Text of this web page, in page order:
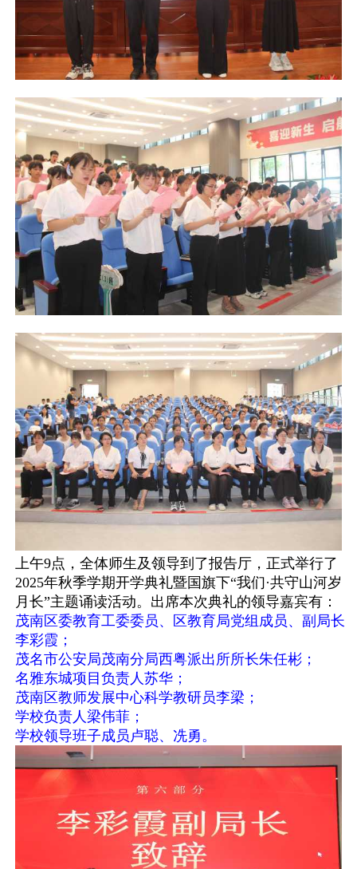
上午9点，全体师生及领导到了报告厅，正式举行了
2025年秋季学期开学典礼暨国旗下“我们·共守山河岁
月长”主题诵读活动。出席本次典礼的领导嘉宾有：
茂南区委教育工委委员、区教育局党组成员、副局长
李彩霞；
茂名市公安局茂南分局西粤派出所所长朱任彬；
名雅东城项目负责人苏华；
茂南区教师发展中心科学教研员李梁；
学校负责人梁伟菲；
学校领导班子成员卢聪、冼勇。